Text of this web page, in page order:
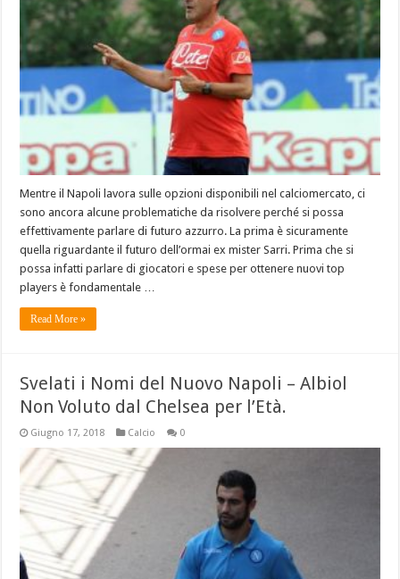
Mentre il Napoli lavora sulle opzioni disponibili nel calciomercato, ci
sono ancora alcune problematiche da risolvere perché si possa
effettivamente parlare di futuro azzurro. La prima è sicuramente
quella riguardante il futuro dell’ormai ex mister Sarri. Prima che si
possa infatti parlare di giocatori e spese per ottenere nuovi top
players è fondamentale …
Read More »
Svelati i Nomi del Nuovo Napoli – Albiol
Non Voluto dal Chelsea per l’Età.
Giugno 17, 2018 Calcio 0